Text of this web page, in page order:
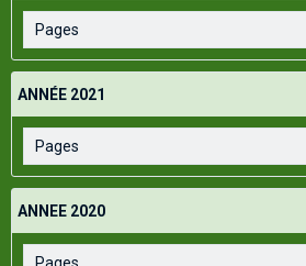
ANNÉE 2021
ANNEE 2020